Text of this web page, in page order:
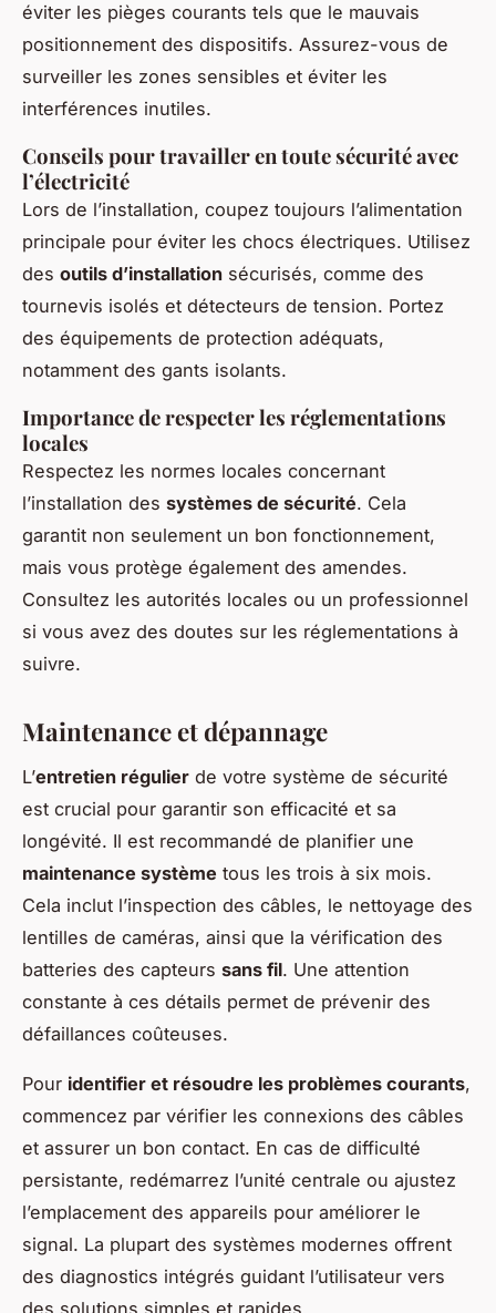
éviter les pièges courants tels que le mauvais
positionnement des dispositifs. Assurez-vous de
surveiller les zones sensibles et éviter les
interférences inutiles.
Conseils pour travailler en toute sécurité avec
l’électricité
Lors de l’installation, coupez toujours l’alimentation
principale pour éviter les chocs électriques. Utilisez
des outils d’installation sécurisés, comme des
tournevis isolés et détecteurs de tension. Portez
des équipements de protection adéquats,
notamment des gants isolants.
Importance de respecter les réglementations
locales
Respectez les normes locales concernant
l’installation des systèmes de sécurité. Cela
garantit non seulement un bon fonctionnement,
mais vous protège également des amendes.
Consultez les autorités locales ou un professionnel
si vous avez des doutes sur les réglementations à
suivre.
Maintenance et dépannage
L’entretien régulier de votre système de sécurité
est crucial pour garantir son efficacité et sa
longévité. Il est recommandé de planifier une
maintenance système tous les trois à six mois.
Cela inclut l’inspection des câbles, le nettoyage des
lentilles de caméras, ainsi que la vérification des
batteries des capteurs sans fil. Une attention
constante à ces détails permet de prévenir des
défaillances coûteuses.
Pour identifier et résoudre les problèmes courants,
commencez par vérifier les connexions des câbles
et assurer un bon contact. En cas de difficulté
persistante, redémarrez l’unité centrale ou ajustez
l’emplacement des appareils pour améliorer le
signal. La plupart des systèmes modernes offrent
des diagnostics intégrés guidant l’utilisateur vers
des solutions simples et rapides.